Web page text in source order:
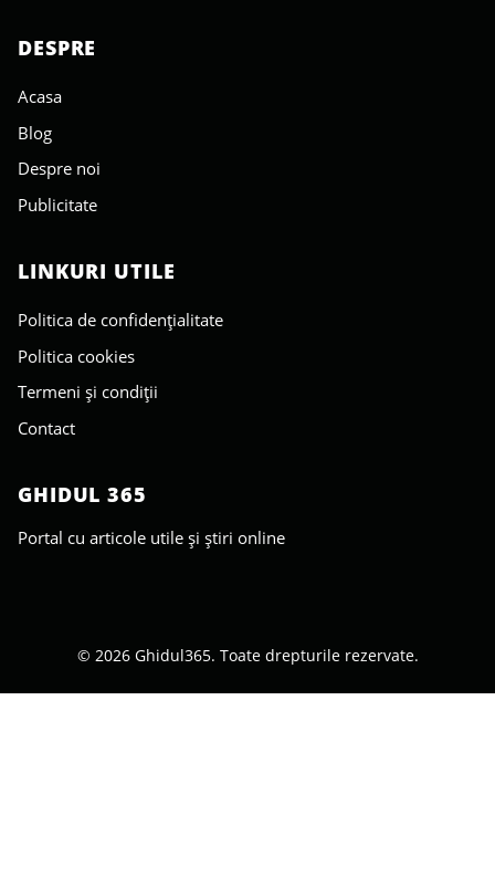
DESPRE
Acasa
Blog
Despre noi
Publicitate
LINKURI UTILE
Politica de confidențialitate
Politica cookies
Termeni și condiții
Contact
GHIDUL 365
Portal cu articole utile și știri online
© 2026 Ghidul365. Toate drepturile rezervate.